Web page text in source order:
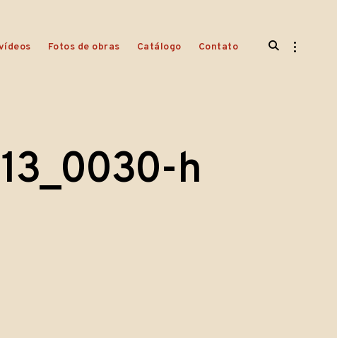
Fotos de obras Catálogo Contato
open
search
open
h